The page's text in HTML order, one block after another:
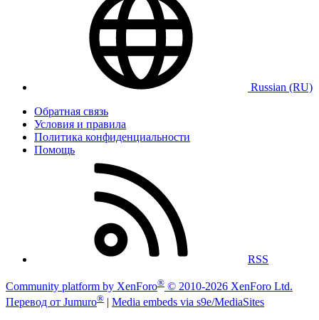
Russian (RU)
Обратная связь
Условия и правила
Политика конфиденциальности
Помощь
RSS
Community platform by XenForo® © 2010-2026 XenForo Ltd.
Перевод от Jumuro® | Media embeds via s9e/MediaSites